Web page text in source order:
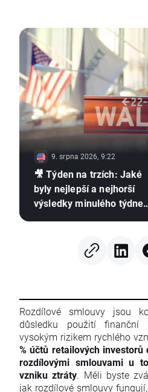
9. srpna 2026, 9:22
🎥 Týden na trzích: Jaké
byly nejlepší a nejhorší
výsledky minulého týdne?
Rozdílové smlouvy jsou
důsledku použití
vysokým rizikem rychlého
% účtů retailových investorů
rozdílovými smlouvami u
vzniku ztráty. Měli byste
jak rozdílové smlouvy